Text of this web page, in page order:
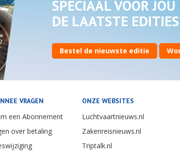
SPECIAAL VOOR JOU
DE LAATSTE EDITIES
Bestel de nieuwste editie
VRAGEN
een Abonnement
over betaling
ONZE WEBSITES
Luchtvaartnieuws.nl
Zakenreisnieuws.nl
Triptalk.nl